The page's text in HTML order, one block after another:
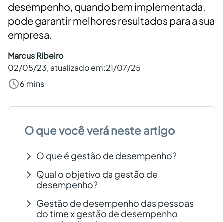
Outros
desempenho, quando bem implementada,
pode garantir melhores resultados para a sua
empresa.
Marcus Ribeiro
02/05/23, atualizado em:21/07/25
6 mins
O que você verá neste artigo
O que é gestão de desempenho?
Qual o objetivo da gestão de
desempenho?
Gestão de desempenho das pessoas
do time x gestão de desempenho